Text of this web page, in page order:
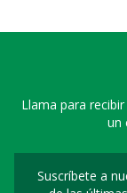
Llama para
un
Suscríbete a